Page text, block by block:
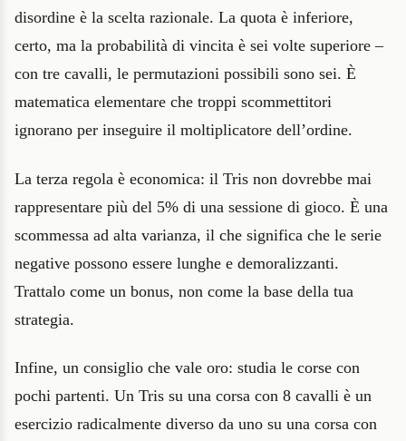
disordine è la scelta razionale. La quota è inferiore,
certo, ma la probabilità di vincita è sei volte superiore –
con tre cavalli, le permutazioni possibili sono sei. È
matematica elementare che troppi scommettitori
ignorano per inseguire il moltiplicatore dell’ordine.
La terza regola è economica: il Tris non dovrebbe mai
rappresentare più del 5% di una sessione di gioco. È una
scommessa ad alta varianza, il che significa che le serie
negative possono essere lunghe e demoralizzanti.
Trattalo come un bonus, non come la base della tua
strategia.
Infine, un consiglio che vale oro: studia le corse con
pochi partenti. Un Tris su una corsa con 8 cavalli è un
esercizio radicalmente diverso da uno su una corsa con